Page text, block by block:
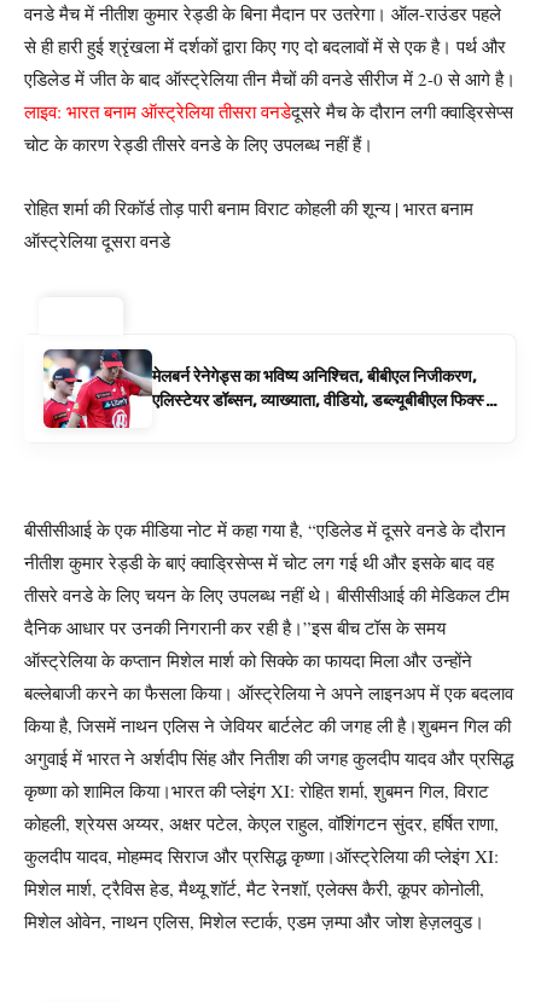
वनडे मैच में नीतीश कुमार रेड्डी के बिना मैदान पर उतरेगा। ऑल-राउंडर पहले
से ही हारी हुई श्रृंखला में दर्शकों द्वारा किए गए दो बदलावों में से एक है। पर्थ और
एडिलेड में जीत के बाद ऑस्ट्रेलिया तीन मैचों की वनडे सीरीज में 2-0 से आगे है।
लाइव: भारत बनाम ऑस्ट्रेलिया तीसरा वनडेदूसरे मैच के दौरान लगी क्वाड्रिसेप्स
चोट के कारण रेड्डी तीसरे वनडे के लिए उपलब्ध नहीं हैं।
रोहित शर्मा की रिकॉर्ड तोड़ पारी बनाम विराट कोहली की शून्य | भारत बनाम
ऑस्ट्रेलिया दूसरा वनडे
मेलबर्न रेनेगेड्स का भविष्य अनिश्चित, बीबीएल निजीकरण,
एलिस्टेयर डॉब्सन, व्याख्याता, वीडियो, डब्ल्यूबीबीएल फिक्स्चर
बीसीसीआई के एक मीडिया नोट में कहा गया है, “एडिलेड में दूसरे वनडे के दौरान
नीतीश कुमार रेड्डी के बाएं क्वाड्रिसेप्स में चोट लग गई थी और इसके बाद वह
तीसरे वनडे के लिए चयन के लिए उपलब्ध नहीं थे। बीसीसीआई की मेडिकल टीम
दैनिक आधार पर उनकी निगरानी कर रही है।”इस बीच टॉस के समय
ऑस्ट्रेलिया के कप्तान मिशेल मार्श को सिक्के का फायदा मिला और उन्होंने
बल्लेबाजी करने का फैसला किया। ऑस्ट्रेलिया ने अपने लाइनअप में एक बदलाव
किया है, जिसमें नाथन एलिस ने जेवियर बार्टलेट की जगह ली है।शुबमन गिल की
अगुवाई में भारत ने अर्शदीप सिंह और नितीश की जगह कुलदीप यादव और प्रसिद्ध
कृष्णा को शामिल किया।भारत की प्लेइंग XI: रोहित शर्मा, शुबमन गिल, विराट
कोहली, श्रेयस अय्यर, अक्षर पटेल, केएल राहुल, वॉशिंगटन सुंदर, हर्षित राणा,
कुलदीप यादव, मोहम्मद सिराज और प्रसिद्ध कृष्णा।ऑस्ट्रेलिया की प्लेइंग XI:
मिशेल मार्श, ट्रैविस हेड, मैथ्यू शॉर्ट, मैट रेनशॉ, एलेक्स कैरी, कूपर कोनोली,
मिशेल ओवेन, नाथन एलिस, मिशेल स्टार्क, एडम ज़म्पा और जोश हेज़लवुड।